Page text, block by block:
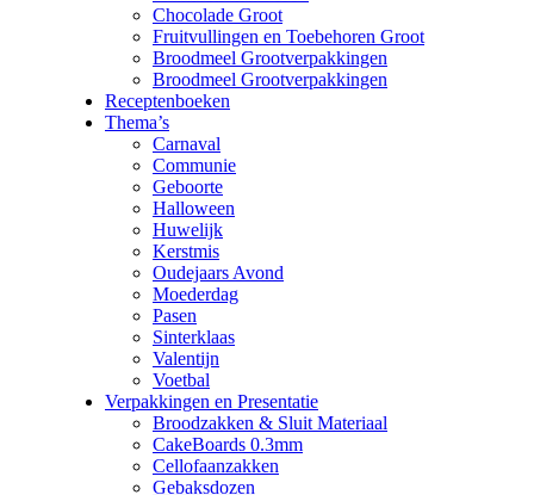
Chocolade Groot
Fruitvullingen en Toebehoren Groot
Broodmeel Grootverpakkingen
Broodmeel Grootverpakkingen
Receptenboeken
Thema’s
Carnaval
Communie
Geboorte
Halloween
Huwelijk
Kerstmis
Oudejaars Avond
Moederdag
Pasen
Sinterklaas
Valentijn
Voetbal
Verpakkingen en Presentatie
Broodzakken & Sluit Materiaal
CakeBoards 0.3mm
Cellofaanzakken
Gebaksdozen